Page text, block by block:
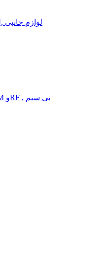
لوازم جانبی
ریموت کنترل , محصول GSM وRF , بی سیم